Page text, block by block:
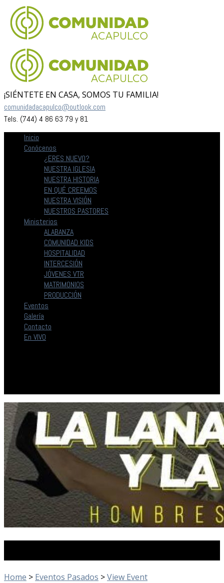
¡SIÉNTETE EN CASA, SOMOS TU FAMILIA!
comunidadacapulco@outlook.com
Tels. (744) 4 86 63 79 y 81
Inicio
Conócenos
¿ERES NUEVO?
NUESTRA IGLESIA
NUESTRA HISTORIA
EN QUÉ CREEMOS
NUESTRA VISIÓN
NUESTROS PASTORES
Ministerios
ALABANZA
COMUNIDAD KIDS
HOSPITALIDAD
INTERCESIÓN
JÓVENES VTR
MATRIMONIOS
PRODUCCIÓN
Eventos
Galería
Contacto
En VIVO
Home > Eventos Pasados >View Event